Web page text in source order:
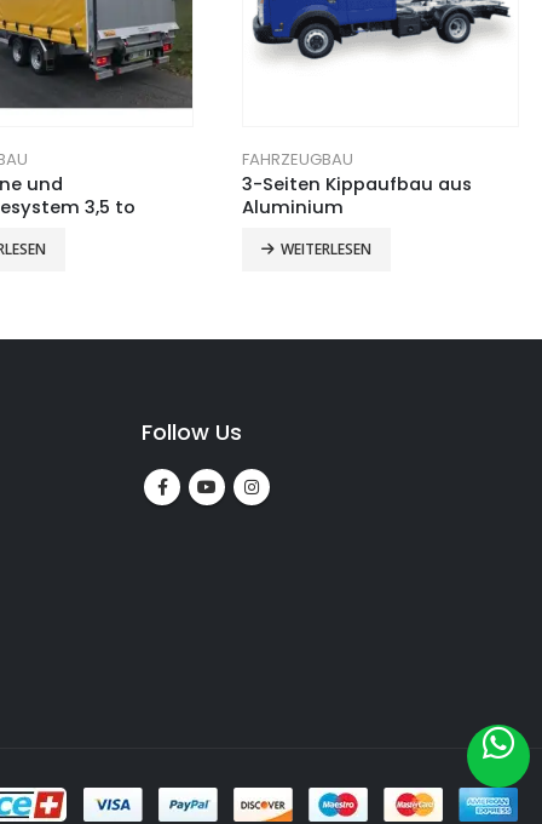
und
3,5 to
FAHRZEUGBAU
3-Seiten Kippaufbau aus
Aluminium
WEITERLESEN
Follow Us